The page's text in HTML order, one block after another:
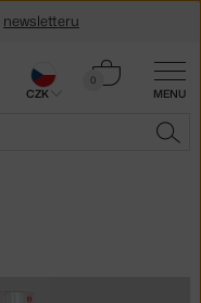
MENU
0
Košík
newsletteru
CZK